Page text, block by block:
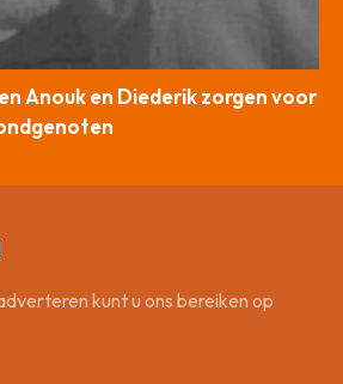
Anouk en Diederik zorgen voor
kunt u ons bereiken op